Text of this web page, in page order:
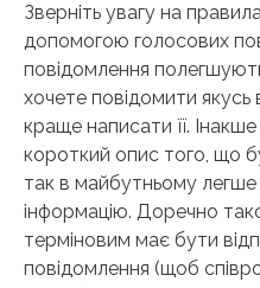
Зверніть увагу на
допомогою голосових
повідомлення
хочете повідомити
краще написати її.
короткий опис того, що
так в майбутньому
інформацію. Доречно
терміновим має бути
повідомлення (щоб